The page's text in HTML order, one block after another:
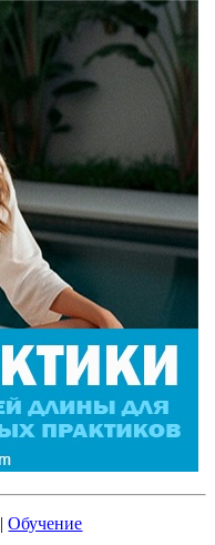
|Обучение